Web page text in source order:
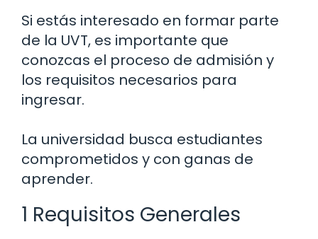
Si estás interesado en formar parte
de la UVT, es importante que
conozcas el proceso de admisión y
los requisitos necesarios para
ingresar.
La universidad busca estudiantes
comprometidos y con ganas de
aprender.
1 Requisitos Generales